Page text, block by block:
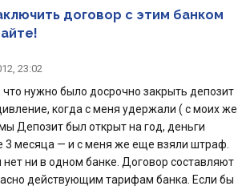
договор с этим банком
23:02
что нужно было досрочно закрыть депозит
когда с меня удержали ( с моих же
Депозит был открыт на год, деньги
3 месяца — и с меня же еще взяли штраф.
нет ни в одном банке. Договор составляют
действующим тарифам банка. Если бы